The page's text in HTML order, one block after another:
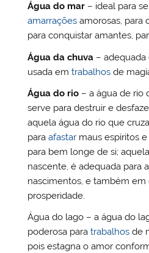
Água do mar – ideal para
amarrações amorosas, para
para conquistar amantes,
Água da chuva –
usada emtrabalhos de
Água do rio – a água de rio
serve para destruir e
aquela água do rio que
paraafastar maus espíritos
para bem longe de si;
nascente, é adequada para
nascimentos, e também em
prosperidade.
Água do lago – a água do
poderosa paratrabalhos de
pois estagna o amor